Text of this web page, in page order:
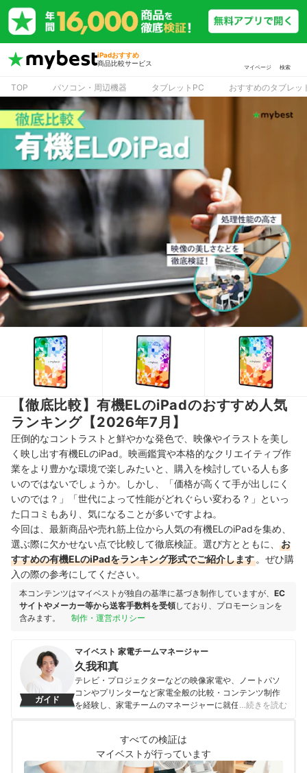
iPadおすすめ
商品比較サービス
マイページ 検索
TOP パソコン・周辺機器 タブレットPC おすすめのタブレッ
【徹底比較】有機ELのiPadのおすすめ人気
ランキング【2026年7月】
圧倒的なコントラストと鮮やかな発色で、映像やイラストを美し
く映し出す有機ELのiPad。映画鑑賞や本格的なクリエイティブ作
業をより豊かな環境で楽しみたいと、購入を検討している人も多
いのではないでしょうか。しかし、「価格が高くて手が出しにく
いのでは？」「世代によって性能がどれぐらい変わる？」といっ
た口コミもあり、気になることが多いですよね。
今回は、最新商品や売れ筋上位から人気の有機ELのiPadを集め、
選ぶ際に欠かせない点で比較して徹底検証。選び方とともに、
お
すすめの有機ELのiPadをランキング形式でご紹介します 。ぜひ購
入の際の参考にしてください。
本コンテンツはマイベストが独自の基準に基づき制作していますが、 EC
サイトやメーカー等から送客手数料を受領しており、プロモーションを
含みます。
制作・運営ポリシー
ガイド
マイベスト 家電チームマネージャー
久我和真
テレビ・プロジェクターなどの映像家電や、ノートパソ
コンやプリンターなど家電全般の比較・コンテンツ制作
を経験し、家電チームのマネージャーに就任。キャリブ
ストに取り組んだりしてきた。「ユーザーにとってベス
トな選択体験を提供する」ことを心がけて、コンテンツ
制作を行っている。
…続きを読む
すべての検証は
マイベストが行っています